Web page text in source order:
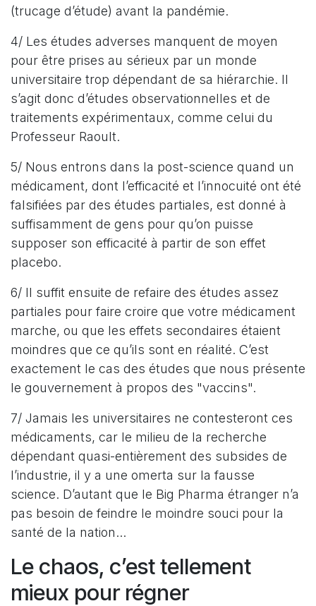
(trucage d’étude) avant la pandémie.
4/ Les études adverses manquent de moyen
pour être prises au sérieux par un monde
universitaire trop dépendant de sa hiérarchie. Il
s’agit donc d’études observationnelles et de
traitements expérimentaux, comme celui du
Professeur Raoult.
5/ Nous entrons dans la post-science quand un
médicament, dont l’efficacité et l’innocuité ont été
falsifiées par des études partiales, est donné à
suffisamment de gens pour qu’on puisse
supposer son efficacité à partir de son effet
placebo.
6/ Il suffit ensuite de refaire des études assez
partiales pour faire croire que votre médicament
marche, ou que les effets secondaires étaient
moindres que ce qu’ils sont en réalité. C’est
exactement le cas des études que nous présente
le gouvernement à propos des "vaccins".
7/ Jamais les universitaires ne contesteront ces
médicaments, car le milieu de la recherche
dépendant quasi-entièrement des subsides de
l’industrie, il y a une omerta sur la fausse
science. D’autant que le Big Pharma étranger n’a
pas besoin de feindre le moindre souci pour la
santé de la nation...
Le chaos, c’est tellement
mieux pour régner